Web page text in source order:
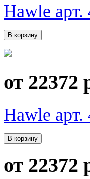
Hawle
от 22372
Hawle арт.
от 22372